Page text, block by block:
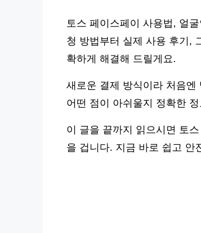
토스 페이스페이 사용법, 얼
청 방법부터 실제 사용 후기,
확하게 해결해 드릴게요.
새로운 결제 방식이라 처음
어떤 점이 아쉬울지 정확한
이 글을 끝까지 읽으시면 토
을 겁니다. 지금 바로 쉽고 안